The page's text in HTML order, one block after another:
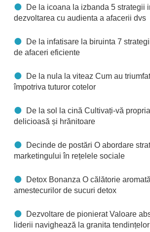
De la icoana la izbanda 5 strategii
dezvoltarea cu audienta a afacerii dvs
De la infatisare la biruinta 7
de afaceri eficiente
De la nula la viteaz Cum au
împotriva tuturor cotelor
De la sol la cină Cultivați-vă
delicioasă și hrănitoare
Decinde de postări O abordare
marketingului în rețelele sociale
Detox Bonanza O călătorie
amestecurilor de sucuri detox
Dezvoltare de pionierat Valoare
liderii navighează la granita